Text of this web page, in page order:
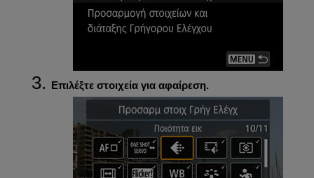
Επιλέξτε στοιχεία για αφαίρεση.